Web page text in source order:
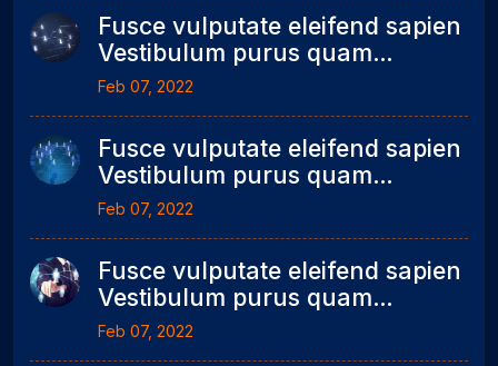
Fusce vulputate eleifend sapien
Vestibulum purus quam
scelerisque mollis seonummy
metus.
Feb 07, 2022
Fusce vulputate eleifend sapien
Vestibulum purus quam
scelerisque mollis seonummy
metus.
Feb 07, 2022
Fusce vulputate eleifend sapien
Vestibulum purus quam
scelerisque mollis seonummy
metus.
Feb 07, 2022